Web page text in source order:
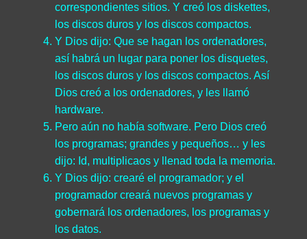
correspondientes sitios. Y creó los diskettes,
los discos duros y los discos compactos.
Y Dios dijo: Que se hagan los ordenadores,
así habrá un lugar para poner los disquetes,
los discos duros y los discos compactos. Así
Dios creó a los ordenadores, y les llamó
hardware.
Pero aún no había software. Pero Dios creó
los programas; grandes y pequeños… y les
dijo: Id, multiplicaos y llenad toda la memoria.
Y Dios dijo: crearé el programador; y el
programador creará nuevos programas y
gobernará los ordenadores, los programas y
los datos.